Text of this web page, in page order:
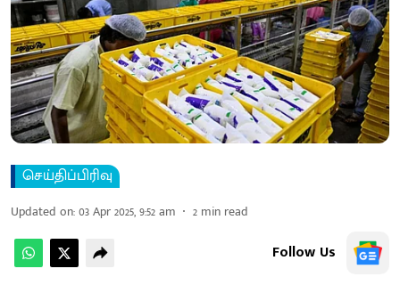
செய்திப்பிரிவு
Updated on:03 Apr 2025, 9:52 am 2 min read
Follow Us